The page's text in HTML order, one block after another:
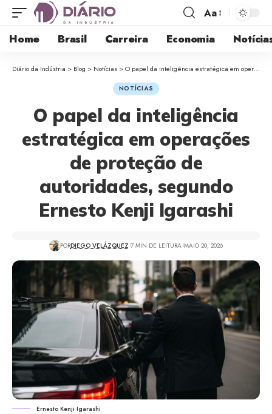
Aa
Home Brasil Carreira Economia
Diário da Indústria > Blog > Notícias >O papel da inteligência estratégica em operações de proteção de autoridades, segundo Ernesto Kenji Igarashi
NOTÍCIAS
O papel da inteligência
estratégica em operações
de proteção de
autoridades, segundo
Ernesto Kenji Igarashi
PORDIEGO VELÁZQUEZ 7 MIN DE LEITURA MAIO 20, 2026
Ernesto Kenji Igarashi